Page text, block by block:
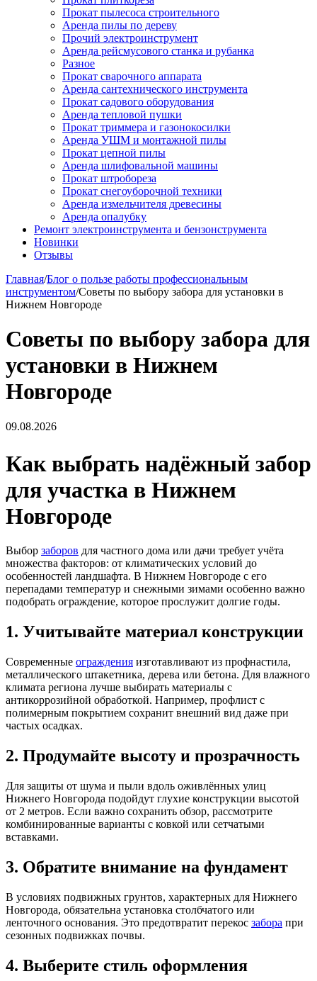
Прокат пылесоса строительного
Аренда пилы по дереву
Прочий электроинструмент
Аренда рейсмусового станка и рубанка
Разное
Прокат сварочного аппарата
Аренда сантехнического инструмента
Прокат садового оборудования
Аренда тепловой пушки
Прокат триммера и газонокосилки
Аренда УШМ и монтажной пилы
Прокат цепной пилы
Аренда шлифовальной машины
Прокат штробореза
Прокат снегоуборочной техники
Аренда измельчителя древесины
Аренда опалубку
Ремонт электроинструмента и бензонструмента
Новинки
Отзывы
Главная/Блог о пользе работы профессиональным
инструментом/Советы по выбору забора для установки в
Нижнем Новгороде
Советы по выбору забора для
установки в Нижнем
Новгороде
09.08.2026
Как выбрать надёжный забор
для участка в Нижнем
Новгороде
Выбор заборов для частного дома или дачи требует учёта
множества факторов: от климатических условий до
особенностей ландшафта. В Нижнем Новгороде с его
перепадами температур и снежными зимами особенно важно
подобрать ограждение, которое прослужит долгие годы.
1. Учитывайте материал конструкции
Современные ограждения изготавливают из профнастила,
металлического штакетника, дерева или бетона. Для влажного
климата региона лучше выбирать материалы с
антикоррозийной обработкой. Например, профлист с
полимерным покрытием сохранит внешний вид даже при
частых осадках.
2. Продумайте высоту и прозрачность
Для защиты от шума и пыли вдоль оживлённых улиц
Нижнего Новгорода подойдут глухие конструкции высотой
от 2 метров. Если важно сохранить обзор, рассмотрите
комбинированные варианты с ковкой или сетчатыми
вставками.
3. Обратите внимание на фундамент
В условиях подвижных грунтов, характерных для Нижнего
Новгорода, обязательна установка столбчатого или
ленточного основания. Это предотвратит перекос забора при
сезонных подвижках почвы.
4. Выберите стиль оформления